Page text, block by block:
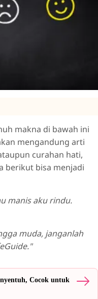
makna di bawah ini
mengandung arti
curahan hati,
berikut bisa menjadi
manis aku rindu.
muda, janganlah
Cocok untuk